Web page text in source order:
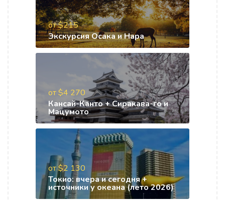
от $215
Экскурсия Осака и Нара
от $4 270
Кансай-Канто + Сиракава-го и
Мацумото
от $2 130
Токио: вчера и сегодня +
источники у океана (лето 2026)